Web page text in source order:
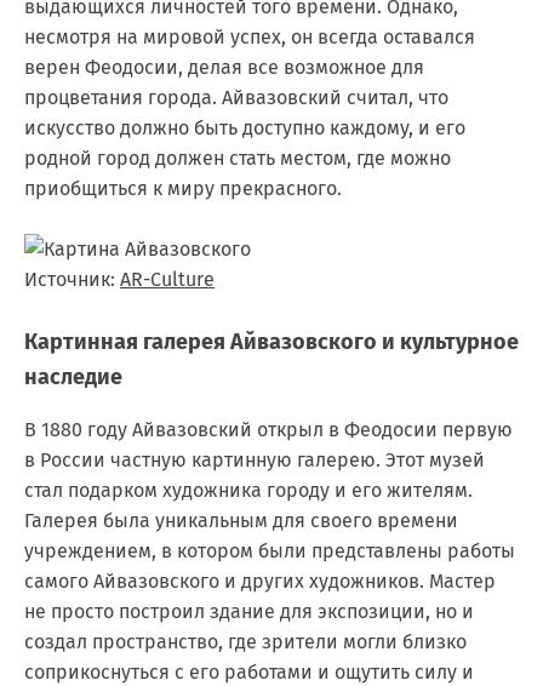
выдающихся личностей того времени. Однако,
несмотря на мировой успех, он всегда оставался
верен Феодосии, делая все возможное для
процветания города. Айвазовский считал, что
искусство должно быть доступно каждому, и его
родной город должен стать местом, где можно
приобщиться к миру прекрасного.
Источник: AR-Culture
Картинная галерея Айвазовского и культурное
наследие
В 1880 году Айвазовский открыл в Феодосии первую
в России частную картинную галерею. Этот музей
стал подарком художника городу и его жителям.
Галерея была уникальным для своего времени
учреждением, в котором были представлены работы
самого Айвазовского и других художников. Мастер
не просто построил здание для экспозиции, но и
создал пространство, где зрители могли близко
соприкоснуться с его работами и ощутить силу и